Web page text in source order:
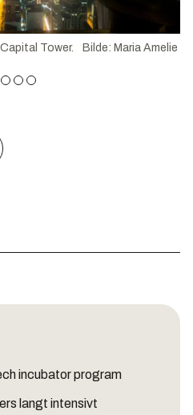
Tower. Bilde: Maria Amelie
incubator program
langt intensivt